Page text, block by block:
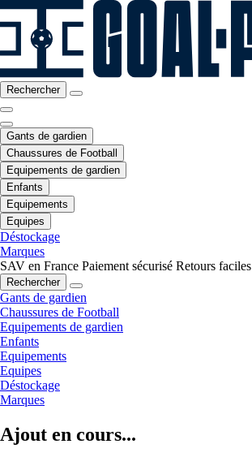
Rechercher
Gants de gardien
Chaussures de Football
Equipements de gardien
Enfants
Equipements
Equipes
Déstockage
Marques
SAV en France Paiement sécurisé Retours faciles
Rechercher
Gants de gardien
Chaussures de Football
Equipements de gardien
Enfants
Equipements
Equipes
Déstockage
Marques
Ajout en cours...